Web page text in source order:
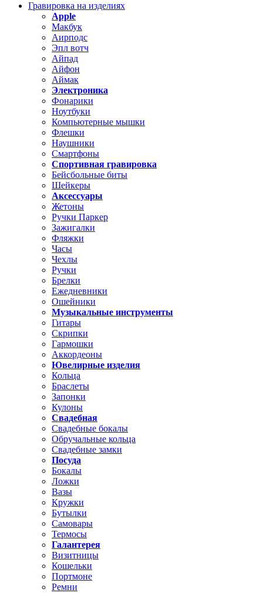
Гравировка на изделиях
Apple
Макбук
Аирподс
Эпл вотч
Айпад
Айфон
Аймак
Электроника
Фонарики
Ноутбуки
Компьютерные мышки
Флешки
Наушники
Смартфоны
Спортивная гравировка
Бейсбольные биты
Шейкеры
Аксессуары
Жетоны
Ручки Паркер
Зажигалки
Фляжки
Часы
Чехлы
Ручки
Брелки
Ежедневники
Ошейники
Музыкальные инструменты
Гитары
Скрипки
Гармошки
Аккордеоны
Ювелирные изделия
Кольца
Браслеты
Запонки
Кулоны
Свадебная
Свадебные бокалы
Обручальные кольца
Свадебные замки
Посуда
Бокалы
Ложки
Вазы
Кружки
Бутылки
Самовары
Термосы
Галантерея
Визитницы
Кошельки
Портмоне
Ремни